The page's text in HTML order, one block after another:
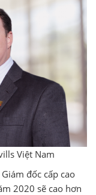
Việt Nam
đốc cấp cao
2020 sẽ cao hơn